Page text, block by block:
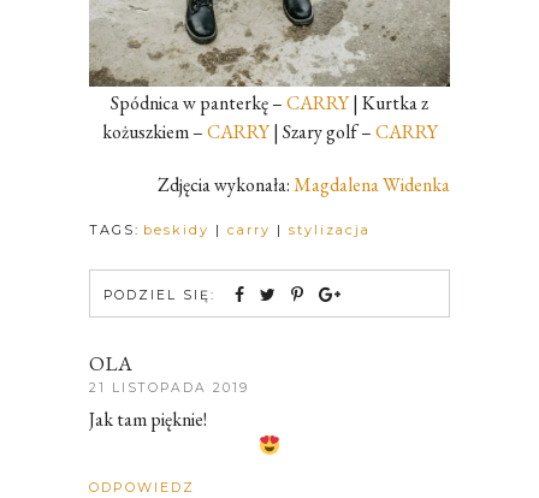
Spódnica w panterkę –CARRY| Kurtka z
kożuszkiem –CARRY| Szary golf –CARRY
Zdjęcia wykonała:Magdalena Widenka
TAGS: beskidy | carry | stylizacja
PODZIEL SIĘ:
OLA
21 LISTOPADA 2019
Jak tam pięknie!
ODPOWIEDZ